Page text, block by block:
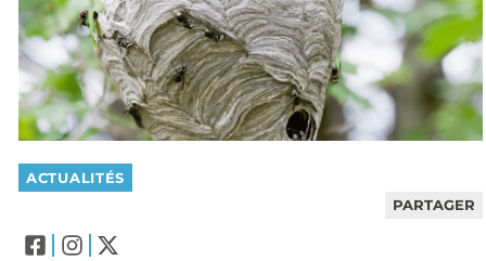
ACTUALITÉS
PARTAGER